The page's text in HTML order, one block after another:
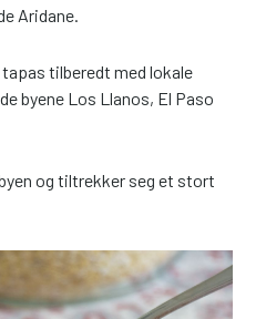
Aridane.
tilberedt med lokale
byene Los Llanos, El Paso
og tiltrekker seg et stort